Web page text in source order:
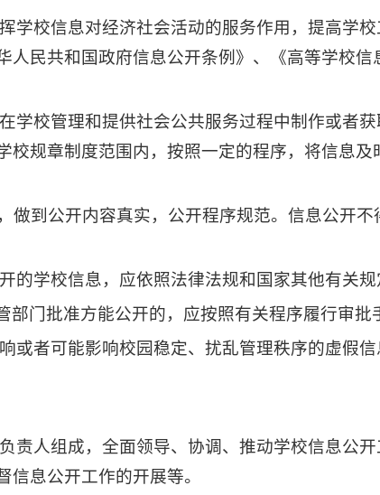
学校信息对经济社会活动的服务作用，提高学
民共和国政府信息公开条例》、《高等学校
学校管理和提供社会公共服务过程中制作或者
规章制度范围内，按照一定的程序，将信息
到公开内容真实，公开程序规范。信息公开不
学校信息，应依照法律法规和国家其他有关规
门批准方能公开的，应按照有关程序履行审批
或者可能影响校园稳定、扰乱管理秩序的虚假
责人组成，全面领导、协调、推动学校信息公
息公开工作的开展等。